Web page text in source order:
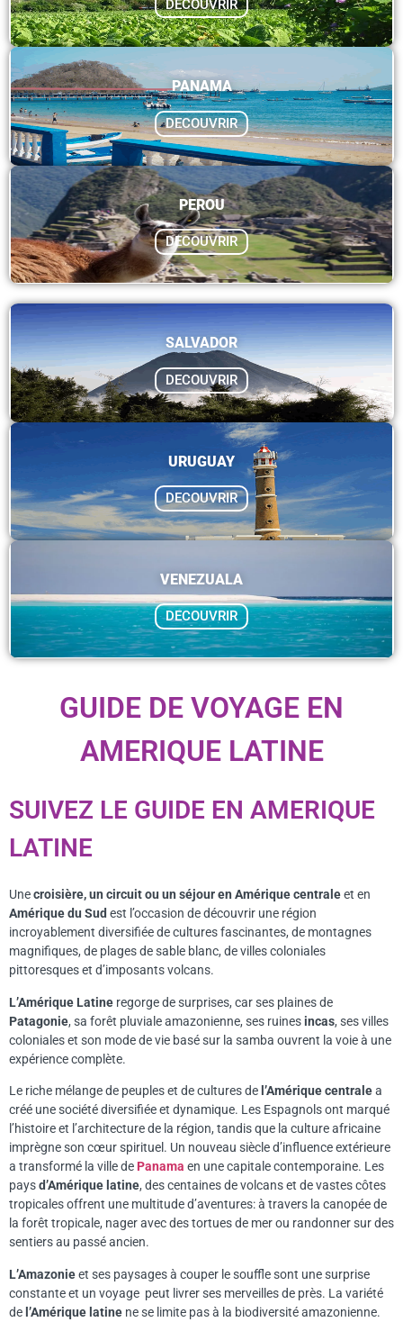
DECOUVRIR
PANAMA
DECOUVRIR
PEROU
DECOUVRIR
SALVADOR
DECOUVRIR
URUGUAY
DECOUVRIR
VENEZUALA
DECOUVRIR
GUIDE DE VOYAGE EN
AMERIQUE LATINE
SUIVEZ LE GUIDE EN AMERIQUE
LATINE
Unecroisière, un circuit ou un séjour en Amérique centraleet en
Amérique du Sud est l’occasion de découvrir une région
incroyablement diversifiée de cultures fascinantes, de montagnes
magnifiques, de plages de sable blanc, de villes coloniales
pittoresques et d’imposants volcans.
L’Amérique Latine regorge de surprises, car ses plaines de
Patagonie, sa forêt pluviale amazonienne, ses ruinesincas, ses villes
coloniales et son mode de vie basé sur la samba ouvrent la voie à une
expérience complète.
Le riche mélange de peuples et de cultures de l’Amérique centralea
créé une société diversifiée et dynamique. Les Espagnols ont marqué
l’histoire et l’architecture de la région, tandis que la culture africaine
imprègne son cœur spirituel. Un nouveau siècle d’influence extérieure
a transformé la ville de Panama en une capitale contemporaine. Les
paysd’Amérique latine, des centaines de volcans et de vastes côtes
tropicales offrent une multitude d’aventures: à travers la canopée de
la forêt tropicale, nager avec des tortues de mer ou randonner sur des
sentiers au passé ancien.
L’Amazonieet ses paysages à couper le souffle sont une surprise
constante et un voyage peut livrer ses merveilles de près. La variété
del’Amérique latine ne se limite pas à la biodiversité amazonienne.